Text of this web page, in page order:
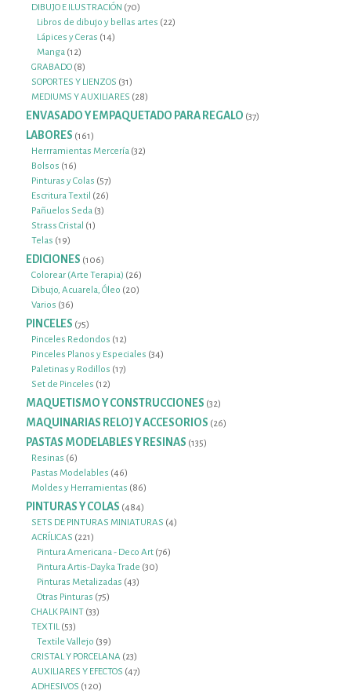
productos
DIBUJO E ILUSTRACIÓN 7070
productos
Libros de dibujo y bellas artes 2222
Lápices y Ceras 1414
Manga 1212
productos
GRABADO 88
productos
SOPORTES Y LIENZOS 3131
productos
MEDIUMS Y AUXILIARES 2828
productos
ENVASADO Y EMPAQUETADO PARA REGALO 3737
LABORES 161161
productos
Herrramientas Mercería 3232
Bolsos 1616
productos
Pinturas y Colas 5757
productos
Escritura Textil 2626
Pañuelos Seda 33
Strass Cristal 11
Telas 1919
productos
EDICIONES 106106
productos
Colorear (Arte Terapia) 2626
productos
Dibujo, Acuarela, Óleo 2020
Varios 3636
productos
PINCELES 7575
productos
Pinceles Redondos 1212
productos
Pinceles Planos y Especiales 3434
Paletinas y Rodillos 1717
Set de Pinceles 1212
productos
MAQUETISMO Y CONSTRUCCIONES 3232
MAQUINARIAS RELOJ Y ACCESORIOS 2626
PASTAS MODELABLES Y RESINAS 135135
Resinas 66
productos
Pastas Modelables 4646
productos
Moldes y Herramientas 8686
PINTURAS Y COLAS 484484
productos
SETS DE PINTURAS MINIATURAS 44
ACRÍLICAS 221221
productos
Pintura Americana - Deco Art 7676
Pintura Artis-Dayka Trade 3030
Pinturas Metalizadas 4343
Otras Pinturas 7575
CHALK PAINT 3333
TEXTIL 5353
productos
Textile Vallejo 3939
productos
CRISTAL Y PORCELANA 2323
productos
AUXILIARES Y EFECTOS 4747
ADHESIVOS 120120